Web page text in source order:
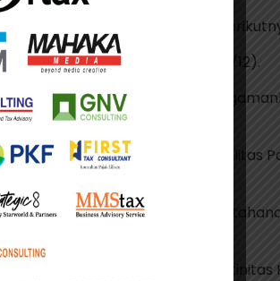
tahunan untuk tahun fiskal
pada hari Jumat (16/12).
sedang berjuang untuk
untuk lima tahun ke depan.
untuk mengembangkan fasilitas
untuk keperluan militer.
kembali kemampuan
di perairan sekitar Jepang,